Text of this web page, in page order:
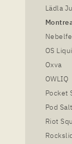
Lädla
OS
Oxva
OWLIQ
Pocket
Pod Salt
Riot